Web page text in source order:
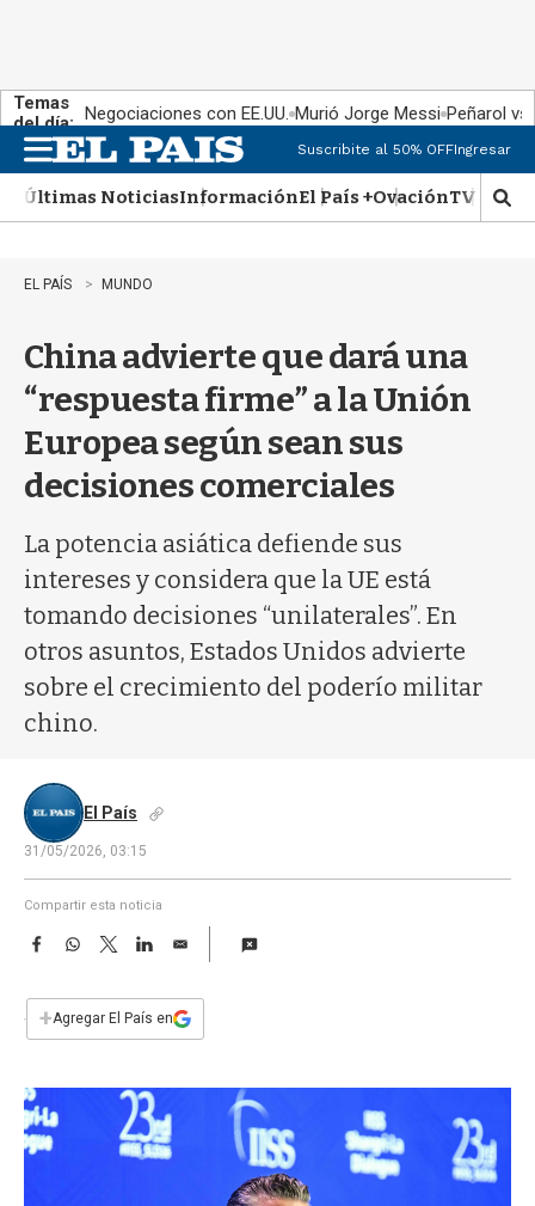
Temas
del día: Negociaciones con EE.UU. Murió Jorge Messi Peñarol
n
u
Suscribite al 50% OFFIngresar
Últimas NoticiasInformaciónEl País +OvaciónTV Show
M
o
EL PAÍS MUNDO
China advierte que dará una
“respuesta firme” a la Unión
Europea según sean sus
decisiones comerciales
La potencia asiática defiende sus
intereses y considera que la UE está
tomando decisiones “unilaterales”. En
otros asuntos, Estados Unidos advierte
sobre el crecimiento del poderío militar
chino.
El País
31/05/2026, 03:15
Compartir esta noticia
F
e
b
k
W
s
T
w
t
L
n
E
i
l
+Agregar El País en